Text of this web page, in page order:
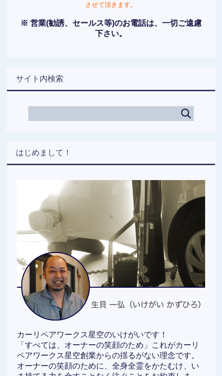
させて頂きます。
※ 営業(勧誘、セールス等)のお電話は、一切ご遠慮
下さい。
サイト内検索
はじめまして！
カーリペアワークス星空のいけがいです！
「すべては、オーナーの笑顔のため」これがカーリ
ペアワークス星空創業からの揺るがない理念です。
オーナーの笑顔のために、全身全霊をかたむけ、い